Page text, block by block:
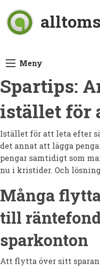
Meny
Spartips:
istället för
Istället för att leta efter
det annat att lägga
pengar samtidigt som
nu i kristider. Och
Många
till
sparkonton
Att flytta över sitt